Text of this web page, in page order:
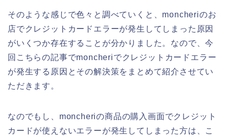
そのような感じで色々と調べていくと、moncheriのお
店でクレジットカードエラーが発生してしまった原因
がいくつか存在することが分かりました。なので、今
回こちらの記事でmoncheriでクレジットカードエラー
が発生する原因とその解決策をまとめて紹介させてい
ただきます。
なのでもし、moncheriの商品の購入画面でクレジット
カードが使えないエラーが発生してしまった方は、こ